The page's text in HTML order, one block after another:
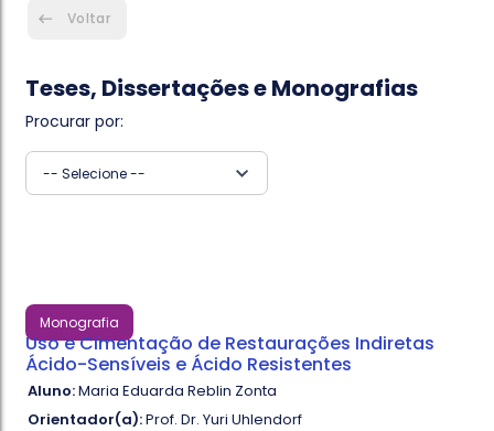
Voltar
Teses, Dissertações e Monografias
Procurar por:
-- Selecione --
Monografia
Uso e Cimentação de Restaurações Indiretas
Ácido-Sensíveis e Ácido Resistentes
Aluno:Maria Eduarda Reblin Zonta
Orientador(a):Prof. Dr. Yuri Uhlendorf